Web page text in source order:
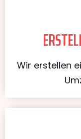
Wir erstellen